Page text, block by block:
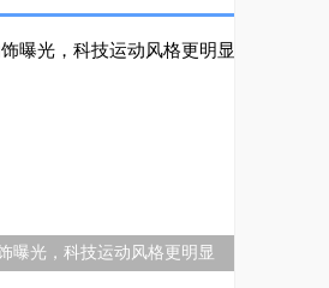
曝光，科技运动风格更明显